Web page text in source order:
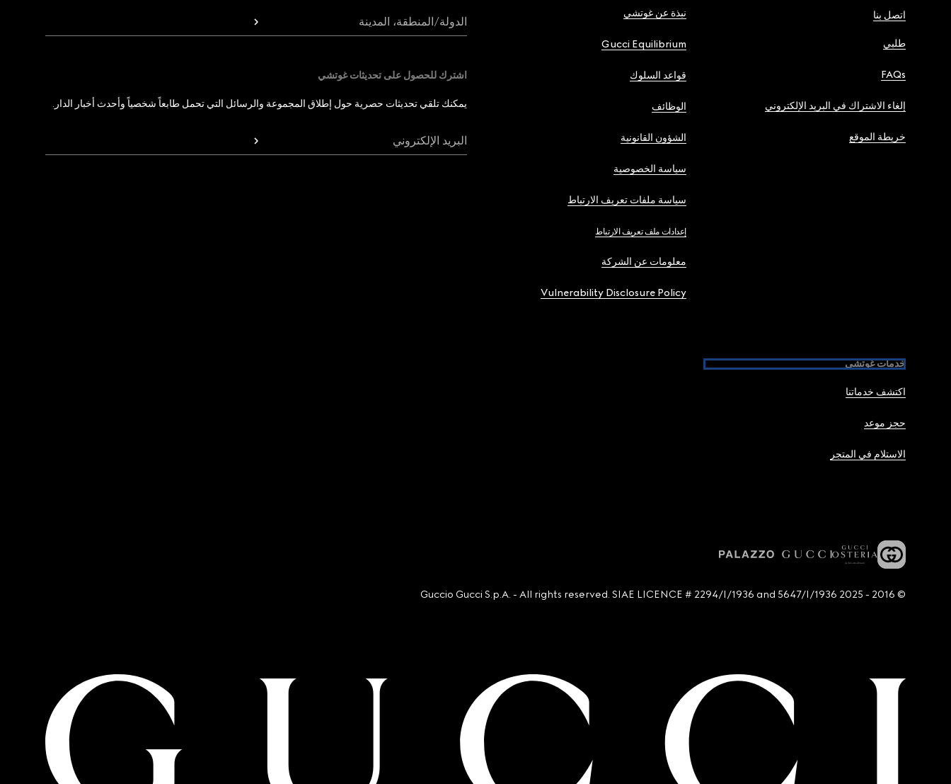
اتصل بنا
طلبي
FAQs
إلغاء الاشتراك في البريد الإلكتروني
خريطة الموقع
نبذة عن غوتشي
Gucci Equilibrium
قواعد السلوك
الوظائف
الشؤون القانونية
سياسة الخصوصية
سياسة ملفات تعريف الارتباط
إعدادات ملف تعريف الارتباط
معلومات عن الشركة
Vulnerability Disclosure Policy
خدمات غوتشي
اكتشف خدماتنا
حجز موعد
الاستلام في المتجر
الدولة/المنطقة، المدينة
اشترك للحصول على تحديثات غوتشي
يمكنك تلقي تحديثات حصرية حول إطلاق المجموعة والرسائل التي تحمل طابعاً شخصياً وأحدث أخبار الدار.
البريد الإلكتروني
© 2016 - 2025 Guccio Gucci S.p.A. - All rights reserved. SIAE LICENCE # 2294/I/1936 and 5647/I/1936